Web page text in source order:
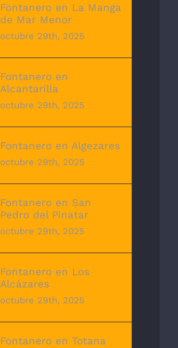
Fontanero en La Manga
de Mar Menor
octubre 29th, 2025
Fontanero en
Alcantarilla
octubre 29th, 2025
Fontanero en Algezares
octubre 29th, 2025
Fontanero en San
Pedro del Pinatar
octubre 29th, 2025
Fontanero en Los
Alcázares
octubre 29th, 2025
Fontanero en Totana